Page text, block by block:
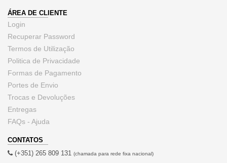
ÁREA DE CLIENTE
Login
Recuperar Password
Termos de Utilização
Politica de Privacidade
Formas de Pagamento
Portes de Envio
Trocas e Devoluções
Entregas
FAQs - Ajuda
CONTATOS
(+351) 265 809 131 (chamada para rede fixa nacional)